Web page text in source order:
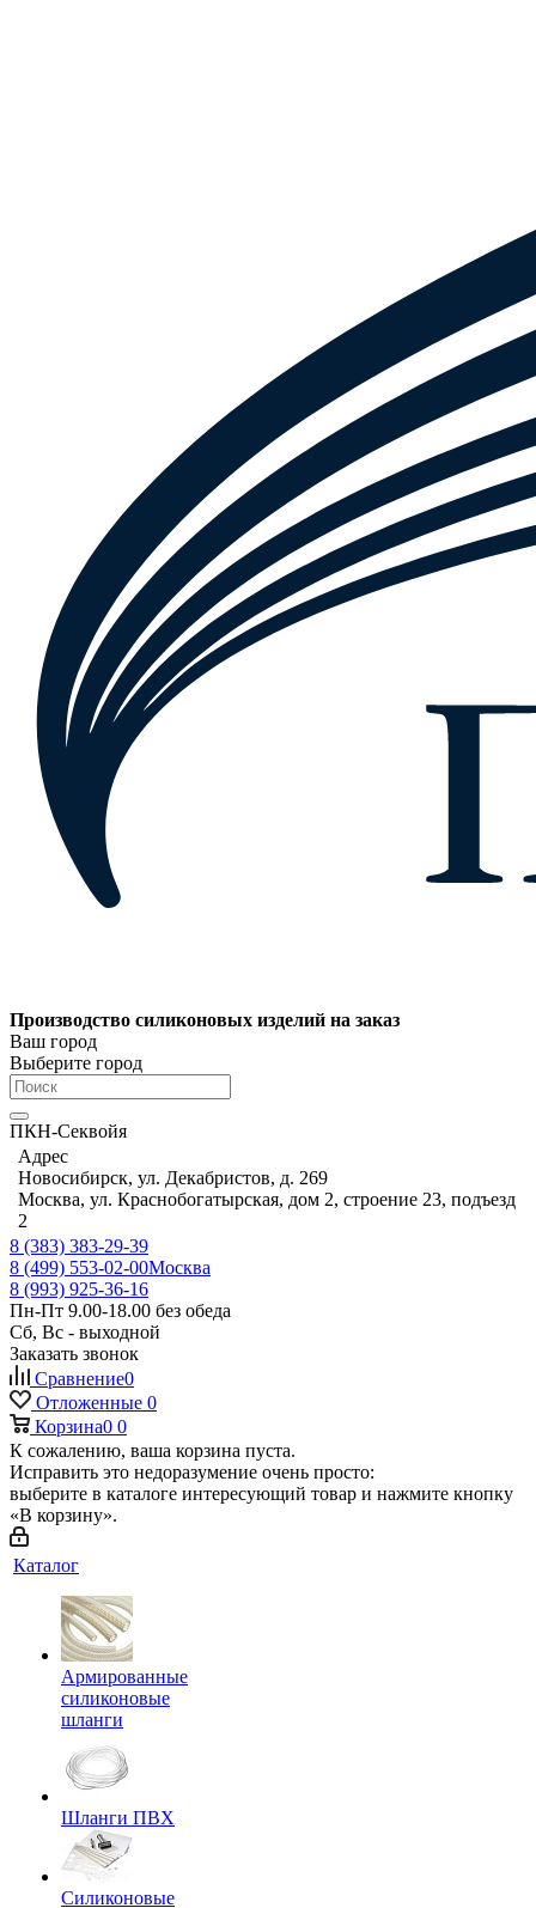
Производство силиконовых изделий на заказ
Ваш город
Выберите город
ПКН-Секвойя
Адрес
Новосибирск, ул. Декабристов, д. 269
Москва, ул. Краснобогатырская, дом 2, строение 23, подъезд
2
8 (383) 383-29-39
8 (499) 553-02-00Москва
8 (993) 925-36-16
Пн-Пт 9.00-18.00 без обеда
Сб, Вс - выходной
Заказать звонок
Сравнение0
Отложенные 0
Корзина0 0
К сожалению, ваша корзина пуста.
Исправить это недоразумение очень просто:
выберите в каталоге интересующий товар и нажмите кнопку
«В корзину».
Каталог
Армированные
силиконовые
шланги
Шланги ПВХ
Силиконовые